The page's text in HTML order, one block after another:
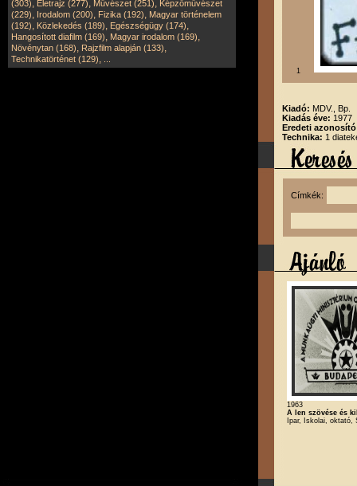
(303), Életrajz (277), Művészet (251), Képzőművészet
(229), Irodalom (200), Fizika (192), Magyar történelem
(192), Közlekedés (189), Egészségügy (174),
Hangosított diafilm (169), Magyar irodalom (169),
Növénytan (168), Rajzfilm alapján (133),
Technikatörténet (129),
1
Kiadó: MDV., Bp.
Kiadás éve: 1977
Eredeti
Technika: 1
Címkék:
1963
A len szövése és
Ipar, Iskolai, oktató,